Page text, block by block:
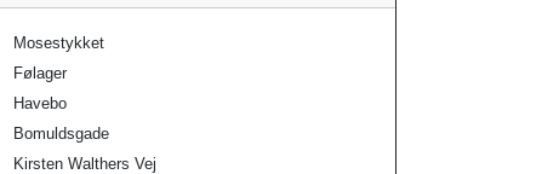
Mosestykket
Følager
Havebo
Bomuldsgade
Kirsten Walthers Vej